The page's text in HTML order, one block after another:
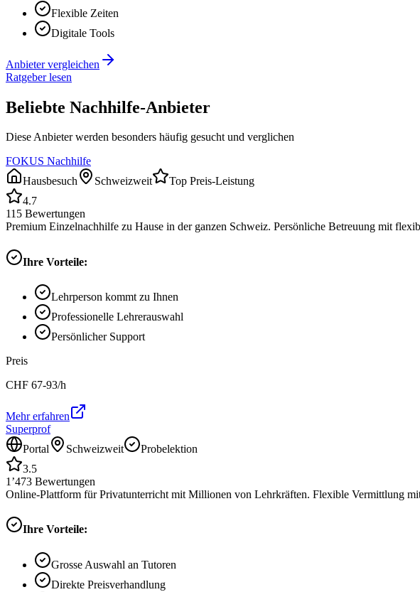
Flexible Zeiten
Digitale Tools
Anbieter vergleichen
Ratgeber lesen
Beliebte Nachhilfe-Anbieter
Diese Anbieter werden besonders häufig gesucht und verglichen
FOKUS Nachhilfe
Hausbesuch
Schweizweit
Top Preis-Leistung
4.7
115 Bewertungen
Premium Einzelnachhilfe zu Hause in der ganzen Schweiz. Persönliche Betreuung mit
Ihre Vorteile:
Lehrperson kommt zu Ihnen
Professionelle Lehrerauswahl
Persönlicher Support
Preis
CHF 67-93/h
Mehr erfahren
Superprof
Portal
Schweizweit
Probelektion
3.5
1’473 Bewertungen
Online-Plattform für Privatunterricht mit Millionen von Lehrkräften. Flexible Vermittlung
Ihre Vorteile:
Grosse Auswahl an Tutoren
Direkte Preisverhandlung